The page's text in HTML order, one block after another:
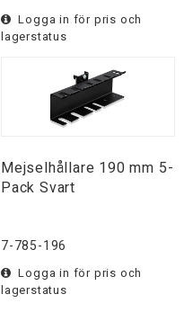
Logga in för pris och
lagerstatus
Mejselhållare 190 mm 5-
Pack Svart
7-785-196
Logga in för pris och
lagerstatus